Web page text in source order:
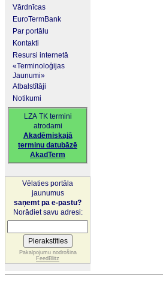
Vārdnīcas
EuroTermBank
Par portālu
Kontakti
Resursi internetā
«Terminoloģijas
Jaunumi»
Atbalstītāji
Notikumi
LZA TK termini
atrodami
Akadēmiskajā
terminu datubāzē
AkadTerm
Vēlaties portāla
jaunumus
saņemt pa e-pastu?
Norādiet savu adresi:
Pakalpojumu nodrošina
FeedBlitz